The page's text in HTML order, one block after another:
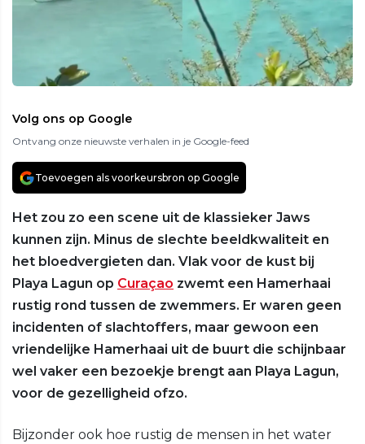
Volg ons op Google
Ontvang onze nieuwste verhalen in je Google-feed
Toevoegen als voorkeursbron op Google
Het zou zo een scene uit de klassieker Jaws
kunnen zijn. Minus de slechte beeldkwaliteit en
het bloedvergieten dan. Vlak voor de kust bij
Playa Lagun op Curaçao zwemt een Hamerhaai
rustig rond tussen de zwemmers. Er waren geen
incidenten of slachtoffers, maar gewoon een
vriendelijke Hamerhaai uit de buurt die schijnbaar
wel vaker een bezoekje brengt aan Playa Lagun,
voor de gezelligheid ofzo.
Bijzonder ook hoe rustig de mensen in het water